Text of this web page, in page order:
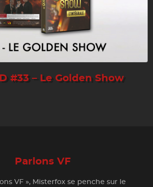
#33 – Le Golden Show
Parlons VF
VF », Misterfox se penche sur le